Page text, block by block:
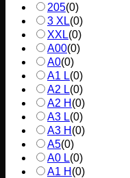
205(0)
3 XL(0)
XXL(0)
A00(0)
A0(0)
A1 L(0)
A2 L(0)
A2 H (0)
A3 L(0)
A3 H (0)
A5(0)
A0 L(0)
A1 H (0)